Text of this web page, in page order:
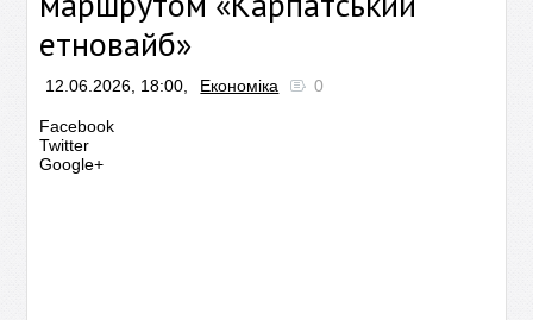
етновайб»
12.06.2026, 18:00, Економіка 0
Facebook
Twitter
Google+